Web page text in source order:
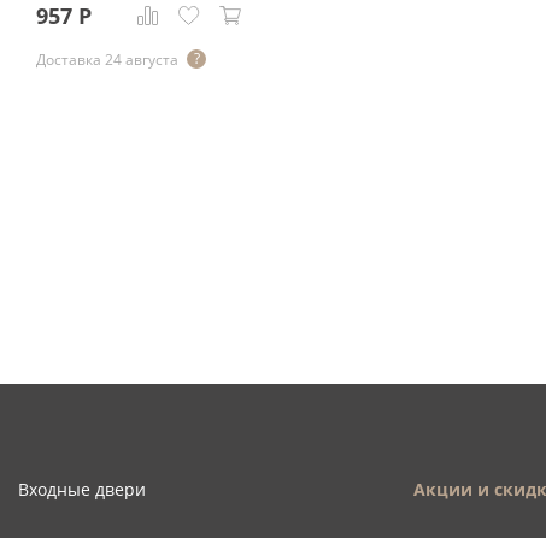
957 Р
Доставка 24 августа
Входные двери Акции и